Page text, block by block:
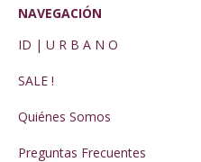
NAVEGACIÓN
ID | U R B A N O
SALE !
Quiénes Somos
Preguntas Frecuentes